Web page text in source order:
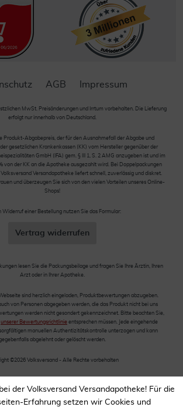
AGB Impressum
MwSt. Preisänderungen und Irrtum vorbehalten. Die Lieferung
erfolgt nur innerhalb von Deutschland.
Produkt-Abgabepreis, der für den Ausnahmefall der Abgabe und
gesetzlichen Krankenkassen (KK) vom Hersteller gegenüber der
GmbH (IFA) gem. § III 1, S. 2 AMG anzugeben ist und im
von der KK an die Apotheke ausgezahlt wird. Bei Doppelpackungen
Versandapotheke liefert schnell, zuverlässig und diskret.
und überzeugen Sie sich von den vielen Vorteilen unseres Online-
Shops!
Widerruf einer Bestellung nutzen Sie das Formular:
Vertrag widerrufen
lesen Sie die Packungsbeilage und fragen Sie Ihre Ärztin, Ihren
Arzt oder in Ihrer Apotheke.
sind herzlich eingeladen, Produktbewertungen abzugeben.
von Personen abgegeben werden, die das Produkt nicht bei uns
werden nicht gesondert gekennzeichnet. Bitte beachten Sie,
unserer Bewertungsrichtlinie entsprechen müssen. Jede eingehende
manuellen Authentizitätskontrolle unterzogen und kann
abgelehnt oder gelöscht werden.
©2026 Volksversand - Alle Rechte vorbehalten
der Volksversand Versandapotheke! Für die
Erfahrung setzen wir Cookies und